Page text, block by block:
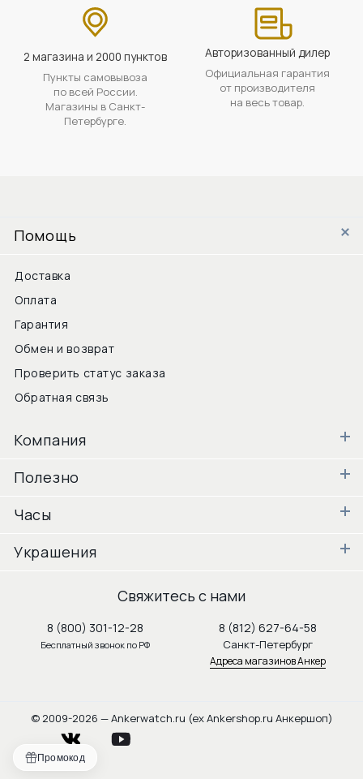
Промокод
2 магазина и 2000 пунктов
Пункты самовывоза
по всей России.
Магазины в Санкт-
Петербурге.
Авторизованный дилер
Официальная гарантия
от производителя
на весь товар.
Помощь
Доставка
Оплата
Гарантия
Обмен и возврат
Проверить статус заказа
Обратная связь
Компания
Полезно
Часы
Украшения
Свяжитесь с нами
8 (800) 301-12-28
Бесплатный звонок по РФ
8 (812) 627-64-58
Санкт-Петербург
Адреса магазинов Анкер
© 2009-2026 — Ankerwatch.ru (ex Ankershop.ru Анкершоп)
vkontakte youtube